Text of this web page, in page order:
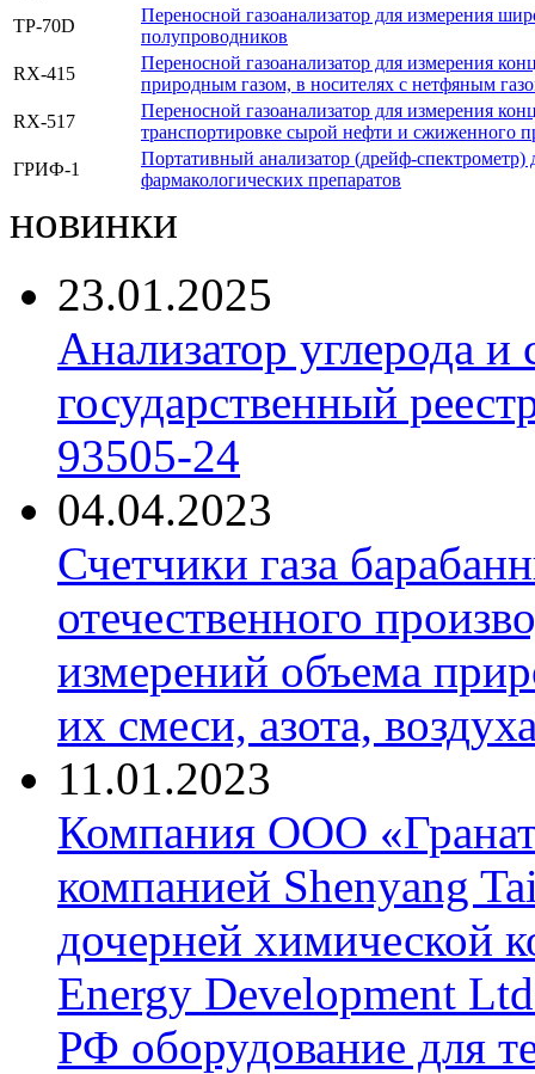
TP-70D
Переносной газоанализатор для измерения
полупроводников
RX-415
Переносной газоанализатор для измерения
природным газом, в носителях с нетфяным
RX-517
Переносной газоанализатор для измерения
транспортировке сырой нефти и сжиженного
ГРИФ-1
Портативный анализатор (дрейф-
фармакологических препаратов
новинки
23.01.2025
Анализатор углерода
государственный
93505-24
04.04.2023
Счетчики газа
отечественного
измерений объема
их смеси, азота,
11.01.2023
Компания ООО
компанией Shenyang
дочерней химической
Energy Development
РФ оборудование для